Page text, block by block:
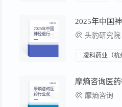
2025年中国
神经退行性
疾病市场洞
察报告：聚
头豹研究院
凌科药业（杭
摩熵咨询医
药行业观察
周报（2026.
03.02-2026.0
摩熵咨询